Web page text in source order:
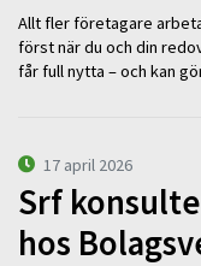
Allt fler företagare
först när du och din
får full nytta – och kan
17 april 2026
Srf
hos